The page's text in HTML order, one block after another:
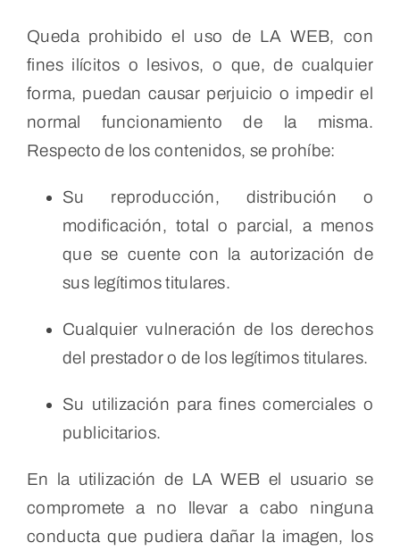
Queda prohibido el uso de LA WEB, con
fines ilícitos o lesivos, o que, de cualquier
forma, puedan causar perjuicio o impedir el
normal funcionamiento de la misma.
Respecto de los contenidos, se prohíbe:
Su reproducción, distribución o
modificación, total o parcial, a menos
que se cuente con la autorización de
sus legítimos titulares.
Cualquier vulneración de los derechos
del prestador o de los legítimos titulares.
Su utilización para fines comerciales o
publicitarios.
En la utilización de LA WEB el usuario se
compromete a no llevar a cabo ninguna
conducta que pudiera dañar la imagen, los